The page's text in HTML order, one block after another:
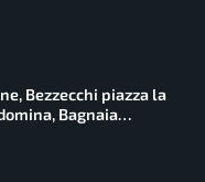
Bezzecchi piazza la
Bagnaia